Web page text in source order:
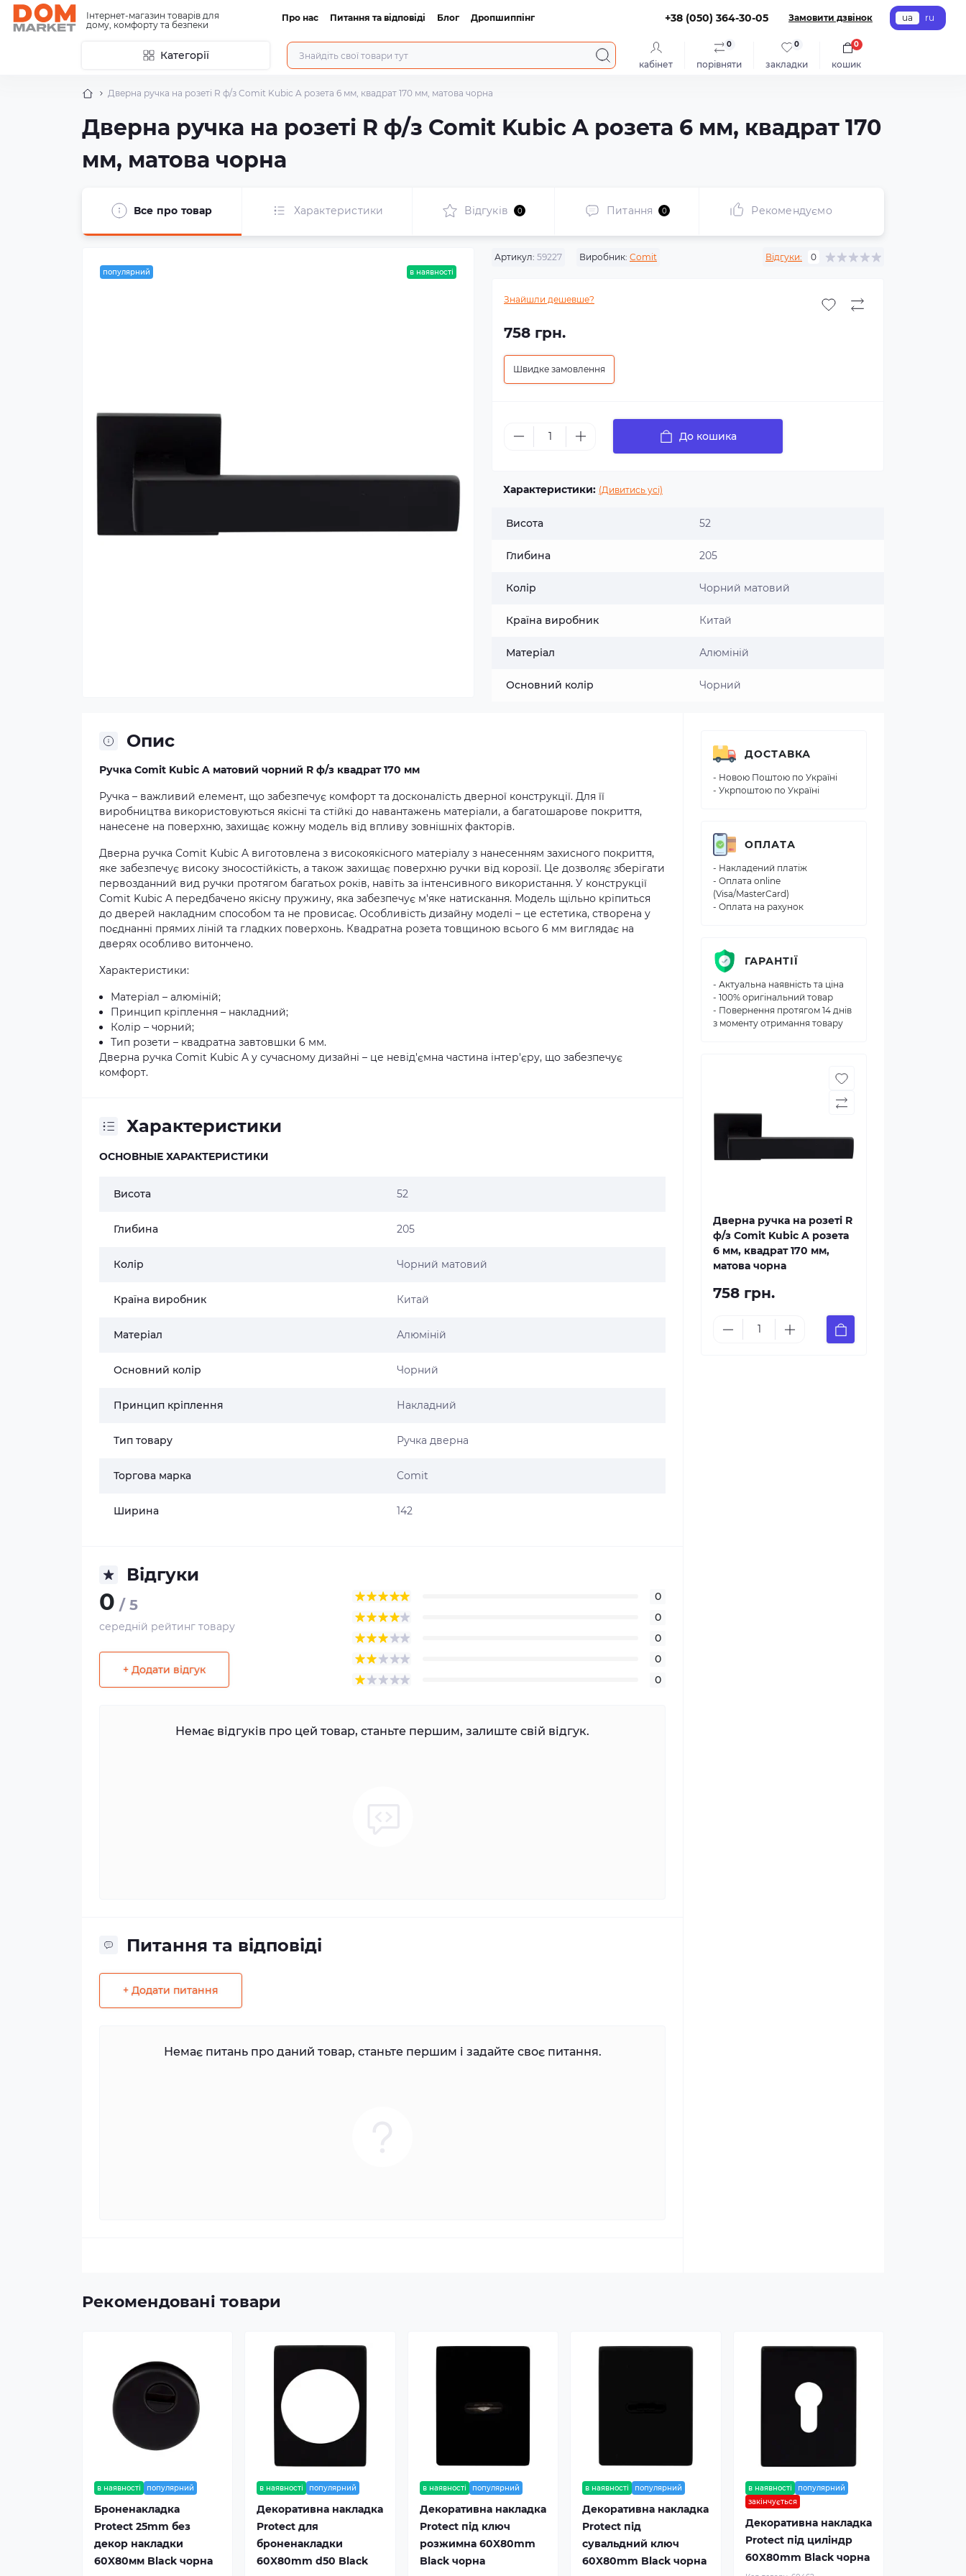
Інтернет-магазин товарів для
дому, комфорту та безпеки
Про нас Питання та відповіді Блог Дропшиппінг +38 (050) 364-30-05 Замовити дзвінок ua ru
Категорії
кабінет порівняти
0
закладки
0
кошик
0
Дверна ручка на розеті R ф/з Comit Kubic A розета 6 мм, квадрат 170 мм, матова чорна
Дверна ручка на розеті R ф/з Comit Kubic A розета 6 мм, квадрат 170
мм, матова чорна
Все про товар Характеристики Відгуків 0 Питання 0 Рекомендуємо
популярний в наявності
Артикул: 59227 Виробник: Comit Відгуки: 0
Знайшли дешевше?
758 грн.
Швидке замовлення
До кошика
Характеристики: (Дивитись усі)
Висота 52
Глибина 205
Колір Чорний матовий
Країна виробник Китай
Матеріал Алюміній
Основний колір Чорний
Опис
Ручка Comit Kubic A матовий чорний R ф/з квадрат 170 мм
Ручка – важливий елемент, що забезпечує комфорт та досконалість дверної конструкції. Для її
виробництва використовуються якісні та стійкі до навантажень матеріали, а багатошарове покриття,
нанесене на поверхню, захищає кожну модель від впливу зовнішніх факторів.
Дверна ручка Comit Kubic A виготовлена з високоякісного матеріалу з нанесенням захисного покриття,
яке забезпечує високу зносостійкість, а також захищає поверхню ручки від корозії. Це дозволяє зберігати
первозданний вид ручки протягом багатьох років, навіть за інтенсивного використання. У конструкції
Comit Kubic A передбачено якісну пружину, яка забезпечує м'яке натискання. Модель щільно кріпиться
до дверей накладним способом та не провисає. Особливість дизайну моделі – це естетика, створена у
поєднанні прямих ліній та гладких поверхонь. Квадратна розета товщиною всього 6 мм виглядає на
дверях особливо витончено.
Характеристики:
Матеріал – алюміній;
Принцип кріплення – накладний;
Колір – чорний;
Тип розети – квадратна завтовшки 6 мм.
Дверна ручка Comit Kubic A у сучасному дизайні – це невід'ємна частина інтер'єру, що забезпечує
комфорт.
Характеристики
ОСНОВНЫЕ ХАРАКТЕРИСТИКИ
Висота 52
Глибина 205
Колір Чорний матовий
Країна виробник Китай
Матеріал Алюміній
Основний колір Чорний
Принцип кріплення Накладний
Тип товару Ручка дверна
Торгова марка Comit
Ширина 142
Відгуки
0 / 5
середній рейтинг товару
+ Додати відгук
0
0
0
0
0
Немає відгуків про цей товар, станьте першим, залиште свій відгук.
Питання та відповіді
+ Додати питання
Немає питань про даний товар, станьте першим і задайте своє питання.
ДОСТАВКА
- Новою Поштою по Україні
- Укрпоштою по Україні
ОПЛАТА
- Накладений платіж
- Оплата online
(Visa/MasterCard)
- Оплата на рахунок
ГАРАНТІЇ
- Актуальна наявність та ціна
- 100% оригінальний товар
- Повернення протягом 14 днів
з моменту отримання товару
Дверна ручка на розеті R
ф/з Comit Kubic A розета
6 мм, квадрат 170 мм,
матова чорна
758 грн.
Рекомендовані товари
в наявності популярний
Броненакладка
Protect 25mm без
декор накладки
60X80мм Black чорна
в наявності популярний
Декоративна накладка
Protect для
броненакладки
60X80mm d50 Black
в наявності популярний
Декоративна накладка
Protect під ключ
розжимна 60X80mm
Black чорна
в наявності популярний
Декоративна накладка
Protect під
сувальдний ключ
60X80mm Black чорна
в наявності
популярний
закінчується
Декоративна накладка
Protect під циліндр
60X80mm Black чорна